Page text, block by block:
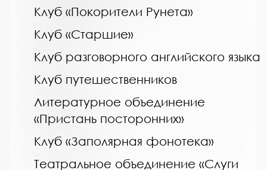
Клуб «Покорители Рунета»
Клуб «Старшие»
Клуб разговорного английского языка
Клуб путешественников
Литературное объединение
«Пристань посторонних»
Клуб «Заполярная фонотека»
Театральное объединение «Слуги
ГОБУК МГОУНБ
183038
Город:
Мурманск
Улица, дом:
С. Перовской, 21-А
Телефон:
(815-2) 45-48-35